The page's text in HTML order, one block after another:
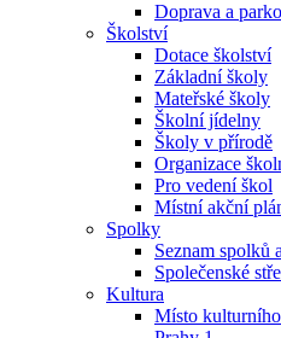
Doprava a
Školství
Dotace školství
Základní školy
Mateřské školy
Školní jídelny
Školy v přírodě
Organizace
Pro vedení škol
Místní akční
Spolky
Seznam spolků
Společenské
Kultura
Místo